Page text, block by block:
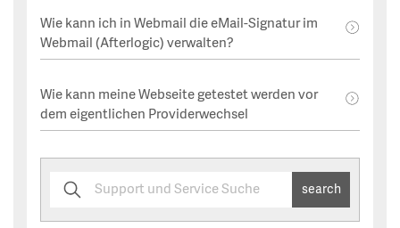
Wie kann ich in Webmail die eMail-Signatur im
Webmail (Afterlogic) verwalten?
Wie kann meine Webseite getestet werden vor
dem eigentlichen Providerwechsel
search